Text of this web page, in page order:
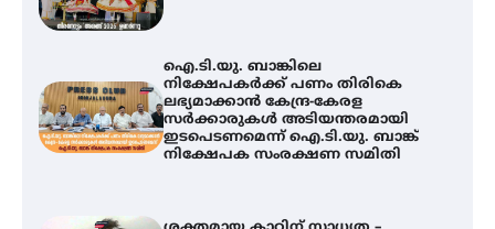
ഐ.ടി.യു. ബാങ്കിലെ
നിക്ഷേപകർക്ക് പണം തിരികെ
ലഭ്യമാക്കാൻ കേന്ദ്ര-കേരള
സർക്കാരുകൾ അടിയന്തരമായി
ഇടപെടണമെന്ന് ഐ.ടി.യു. ബാങ്ക്
നിക്ഷേപക സംരക്ഷണ സമിതി